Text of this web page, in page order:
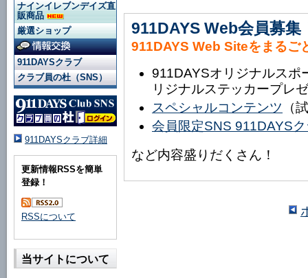
911DAYS Web会員募集
911DAYS Web Siteをまるご
911DAYSオリジナルスポ
リジナルステッカープレ
スペシャルコンテンツ （
会員限定SNS 911DAYS
など内容盛りだくさん！
ナインイレブンデイズ直
販商品
厳選ショップ
911DAYSクラブ
クラブ員の杜（SNS）
911DAYSクラブ詳細
更新情報RSSを簡単
登録！
RSSについて
当サイトについて